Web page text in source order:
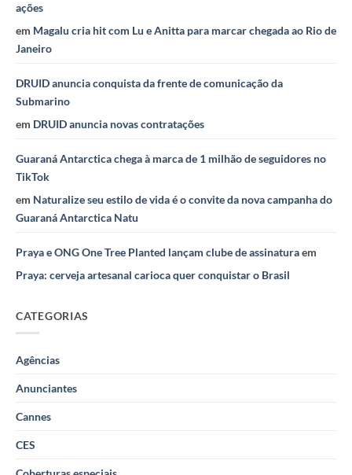
ações
em Magalu cria hit com Lu e Anitta para marcar chegada ao Rio de
Janeiro
DRUID anuncia conquista da frente de comunicação da
Submarino
em DRUID anuncia novas contratações
Guaraná Antarctica chega à marca de 1 milhão de seguidores no
TikTok
em Naturalize seu estilo de vida é o convite da nova campanha do
Guaraná Antarctica Natu
Praya e ONG One Tree Planted lançam clube de assinaturaem
Praya: cerveja artesanal carioca quer conquistar o Brasil
CATEGORIAS
Agências
Anunciantes
Cannes
CES